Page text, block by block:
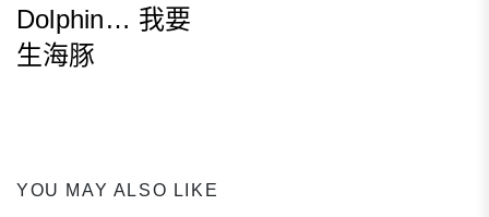
Dolphin… 我要
生海豚
YOU MAY ALSO LIKE